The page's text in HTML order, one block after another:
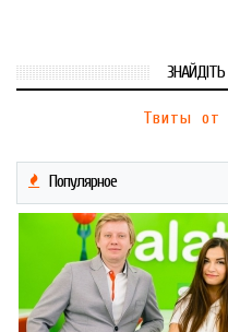
Твиты от
Популярное